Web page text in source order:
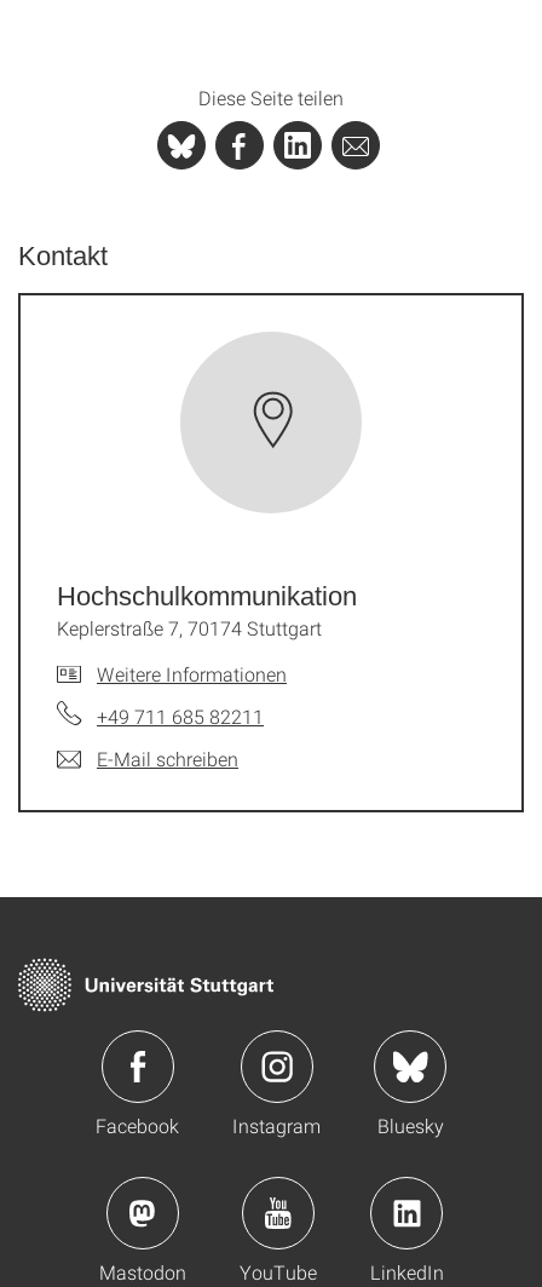
Diese Seite teilen
Kontakt
Hochschul­kommunikation
Keplerstraße 7, 70174 Stuttgart
Weitere Informationen
+49 711 685 82211
E-Mail schreiben
Facebook Instagram Bluesky
Mastodon YouTube LinkedIn